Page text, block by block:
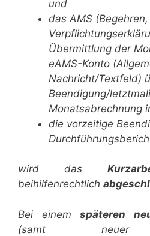
und
das AMS (Begehren,
Übermittlung der
eAMS-Konto
Nachricht/Textfeld)
Beendigung/
Monatsabrechnung
die vorzeitige
wird das
beihilfenrechtlich
Bei einem späteren
(samt neuer